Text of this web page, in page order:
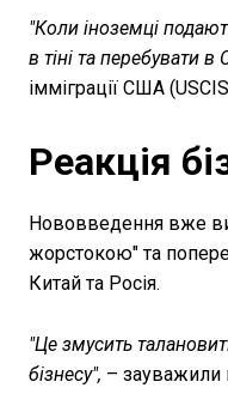
"Коли іноземці
в тіні та перебувати
імміграції США
Реакція
Нововведення вже
жорстокою" та
Китай та Росія.
"Це змусить
бізнесу", – зауважили